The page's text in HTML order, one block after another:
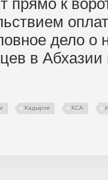
дело о
в Абхазии
Кадыров КСА